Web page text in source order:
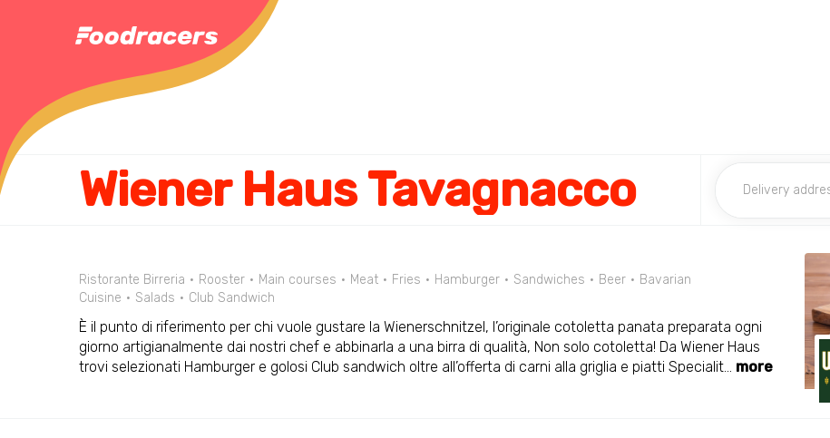
Wiener Haus Tavagnacco
Ristorante Birreria Rooster Main courses Meat Fries Hamburger Sandwiches Beer
Bavarian
Cuisine
Salads Club Sandwich
È il punto di riferimento per chi vuole gustare la Wienerschnitzel, l’originale cotoletta panata preparata ogni
giorno artigianalmente dai nostri chef e abbinarla a una birra di qualità, Non solo cotoletta! Da Wiener Haus
trovi selezionati Hamburger e golosi Club sandwich oltre all’offerta di carni alla griglia e piatti Specialit... more